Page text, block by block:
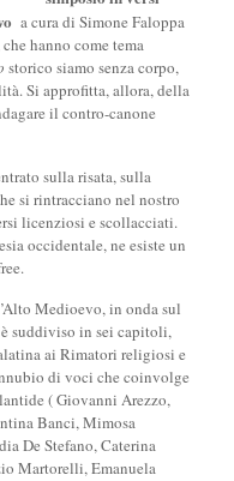
a cura di Simone Faloppa
hanno come tema
storico siamo senza corpo,
Si approfitta, allora, della
il contro-canone
sulla risata, sulla
si rintracciano nel nostro
licenziosi e scollacciati.
occidentale, ne esiste un
Medioevo, in onda sul
suddiviso in sei capitoli,
ai Rimatori religiosi e
di voci che coinvolge
( Giovanni Arezzo,
Banci, Mimosa
De Stefano, Caterina
Martorelli, Emanuela